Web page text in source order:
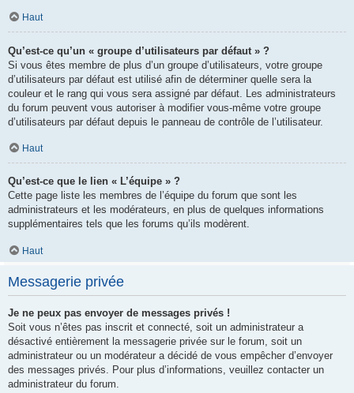
Haut
Qu’est-ce qu’un « groupe d’utilisateurs par défaut » ?
Si vous êtes membre de plus d’un groupe d’utilisateurs, votre groupe
d’utilisateurs par défaut est utilisé afin de déterminer quelle sera la
couleur et le rang qui vous sera assigné par défaut. Les administrateurs
du forum peuvent vous autoriser à modifier vous-même votre groupe
d’utilisateurs par défaut depuis le panneau de contrôle de l’utilisateur.
Haut
Qu’est-ce que le lien « L’équipe » ?
Cette page liste les membres de l’équipe du forum que sont les
administrateurs et les modérateurs, en plus de quelques informations
supplémentaires tels que les forums qu’ils modèrent.
Haut
Messagerie privée
Je ne peux pas envoyer de messages privés !
Soit vous n’êtes pas inscrit et connecté, soit un administrateur a
désactivé entièrement la messagerie privée sur le forum, soit un
administrateur ou un modérateur a décidé de vous empêcher d’envoyer
des messages privés. Pour plus d’informations, veuillez contacter un
administrateur du forum.